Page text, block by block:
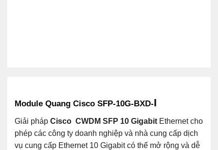
Module Quang Cisco SFP-10G-BXD-I
Giải pháp Cisco CWDM SFP 10 GigabitEthernet cho
phép các công ty doanh nghiệp và nhà cung cấp dịch
vụ cung cấp Ethernet 10 Gigabit có thể mở rộng và dễ